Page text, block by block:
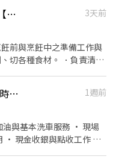
完善 ✨ 7-11限量商品搶先
您聯繫唷!
撰寫當日業務報表。 請
莫凡彼咖啡館-台茂分店 長期外場【時薪216~226】
3天前
前與烹飪中之準備工作與
切各種食材。 ．負責清理
速邁樂(蘆竹站)~誠徵~早班、中、時段班 長期 ♾️ 時薪制服務員
1週前
與基本洗車服務 • 現場
• 現金收銀與點收工作 我